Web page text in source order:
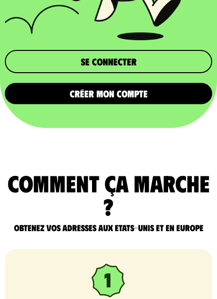
Se connecter
CRÉER MON COMPTE
comment ça marche
?
Obtenez vos adresses aux Etats-Unis et en Europe